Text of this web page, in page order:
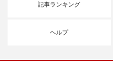
記事ランキング
ヘルプ